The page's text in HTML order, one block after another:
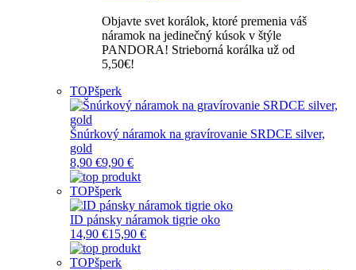
Objavte svet korálok, ktoré premenia váš
náramok na jedinečný kúsok v štýle
PANDORA! Strieborná korálka už od
5,50€!
TOPšperk
Šnúrkový náramok na gravírovanie SRDCE silver,
gold
8,90 €9,90 €
TOPšperk
ID pánsky náramok tigrie oko
14,90 €15,90 €
TOPšperk